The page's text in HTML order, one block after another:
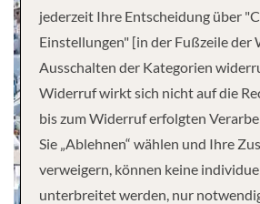
jederzeit Ihre Entscheidung über
Einstellungen" [in der Fußzeile der
Ausschalten der Kategorien
Widerruf wirkt sich nicht auf die
bis zum Widerruf erfolgten
Sie „Ablehnen“ wählen und Ihre
verweigern, können keine
unterbreitet werden, nur